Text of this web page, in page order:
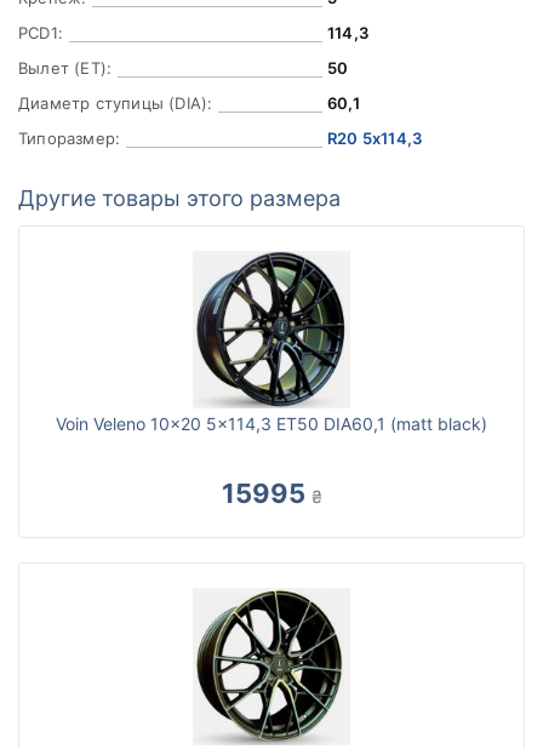
PCD1:
114,3
Вылет (ET):
50
Диаметр ступицы (DIA):
60,1
Типоразмер:
R20 5x114,3
Другие товары этого размера
Voin Veleno 10x20 5x114,3 ET50 DIA60,1 (matt black)
15995 ₴